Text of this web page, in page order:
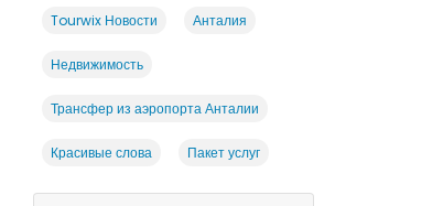
Tourwix Новости Анталия
Недвижимость
Трансфер из аэропорта Анталии
Красивые слова Пакет услуг